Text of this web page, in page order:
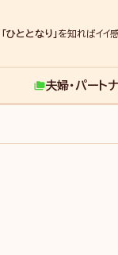
「ひととなり」を知ればイイ感
夫婦・パート